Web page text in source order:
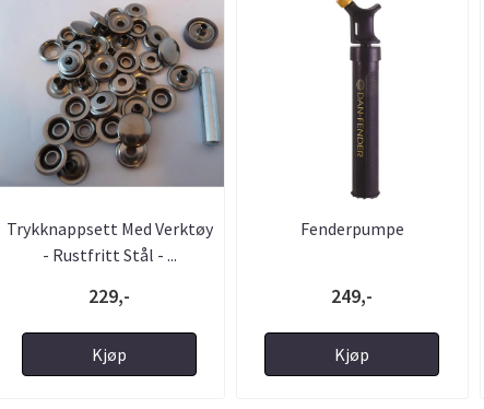
Trykknappsett Med Verktøy
- Rustfritt Stål - ...
229,-
Kjøp
Fenderpumpe
249,-
Kjøp